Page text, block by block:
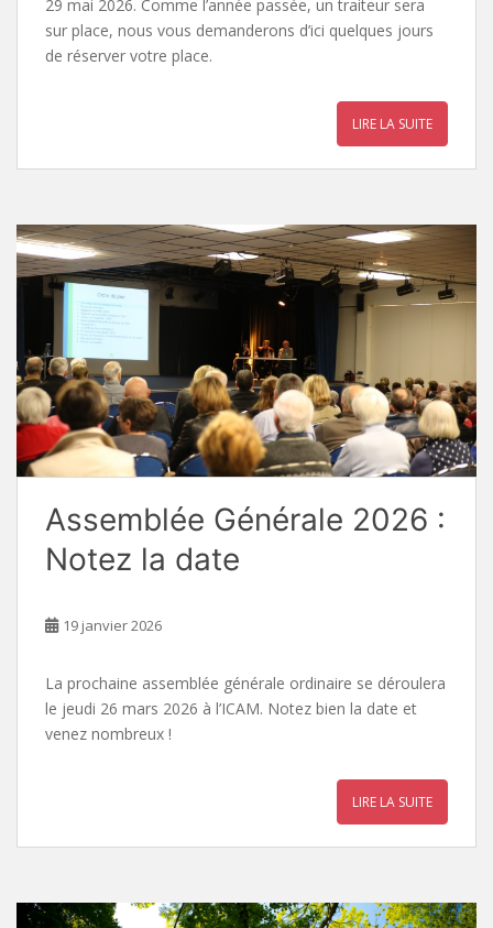
29 mai 2026. Comme l’année passée, un traiteur sera
sur place, nous vous demanderons d’ici quelques jours
de réserver votre place.
LIRE LA SUITE
Assemblée Générale 2026 :
Notez la date
19 janvier 2026
La prochaine assemblée générale ordinaire se déroulera
le jeudi 26 mars 2026 à l’ICAM. Notez bien la date et
venez nombreux !
LIRE LA SUITE